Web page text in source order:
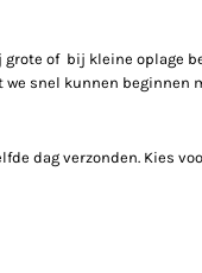
grote of bij kleine oplage
snel kunnen beginnen
dag verzonden. Kies